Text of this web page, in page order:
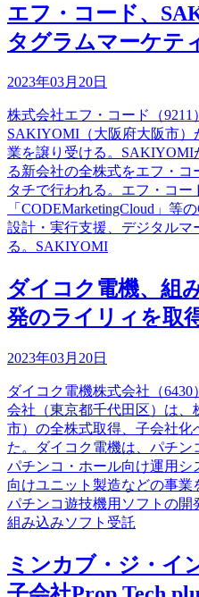
エフ・コード、
タグラムマーケテ
2023年03月20日
株式会社エフ・コード（9211
SAKIYOMI（大阪府大阪市
業を譲り受ける。SAKIYOMI
る新会社の全株式をエフ・
タチで行われる。エフ・コー
「CODEMarketingCloud」等
設計・実行支援、デジタル
る。SAKIYOMI
ダイコク電機、組
発のライリィを取
2023年03月20日
ダイコク電機株式会社（
会社（東京都千代田区）は
市）の全株式取得、子会社化
た。ダイコク電機は、パチン
パチンコ・ホール向け運用シ
向けユニット製造などの事業
パチンコ遊技機用ソフトの開
組み込みソフト受託
ミンカブ・ジ・イ